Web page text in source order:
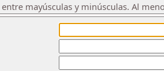
mayúsculas y minúsculas. Al